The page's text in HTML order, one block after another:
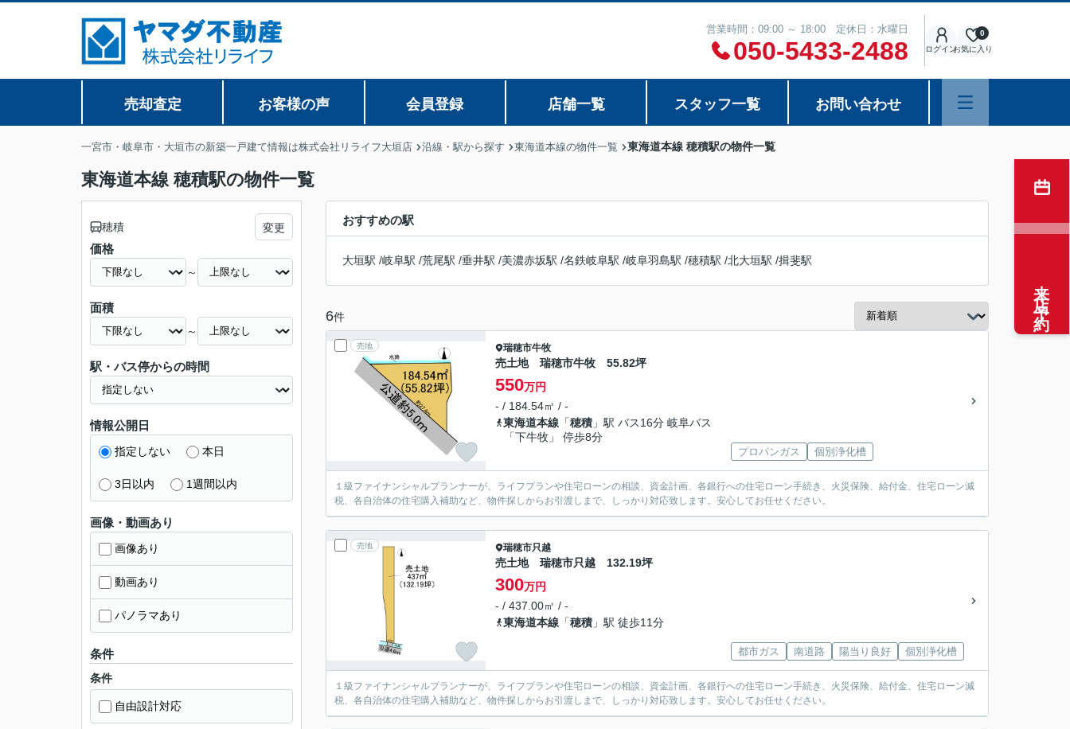
営業時間：09:00 ～ 18:00 定休日：水曜日
050-5433-2488 ログインお気に入り
0
売却査定 お客様の声 会員登録 店舗一覧 スタッフ一覧 お問い合わせ
一宮市・岐阜市・大垣市の新築一戸建て情報は株式会社リライフ大垣店 沿線・駅から探す 東海道本線の物件一覧 東海道本線 穂積駅の物件一覧
東海道本線 穂積駅の物件一覧
おすすめの駅
大垣駅 /岐阜駅 /荒尾駅 /垂井駅 /美濃赤坂駅 /名鉄岐阜駅 /岐阜羽島駅 /穂積駅 /北大垣駅 /揖斐駅
6件
売地 瑞穂市牛牧
売土地 瑞穂市牛牧 55.82坪
550万円
- / 184.54㎡ / -
東海道本線 「穂積 」駅 バス16分 岐阜バス
「下牛牧」 停歩8分
プロパンガス 個別浄化槽
１級ファイナンシャルプランナーが、ライフプランや住宅ローンの相談、資金計画、各銀行への住宅ローン手続き、火災保険、給付金、住宅ローン減
税、各自治体の住宅購入補助など、物件探しからお引渡しまで、しっかり対応致します。安心してお任せください。
売地 瑞穂市只越
売土地 瑞穂市只越 132.19坪
300万円
- / 437.00㎡ / -
東海道本線 「穂積 」駅 徒歩11分
都市ガス 南道路 陽当り良好 個別浄化槽
１級ファイナンシャルプランナーが、ライフプランや住宅ローンの相談、資金計画、各銀行への住宅ローン手続き、火災保険、給付金、住宅ローン減
税、各自治体の住宅購入補助など、物件探しからお引渡しまで、しっかり対応致します。安心してお任せください。
穂積 変更
価格
～
面積
～
駅・バス停からの時間
情報公開日
指定しない 本日
3日以内 1週間以内
画像・動画あり
画像あり
動画あり
パノラマあり
条件
条件
自由設計対応
来店予約